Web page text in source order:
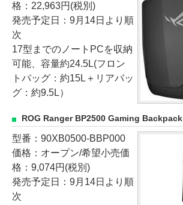
格：22,963円(税別)
発売予定日：9月14日より順
次
17型までのノートPCを収納
可能、容量約24.5L(フロン
トバッグ：約15L＋リアバッ
グ：約9.5L）
ROG Ranger BP2500 Gaming Backpack
型番：90XB0500-BBP000
価格：オープン/希望小売価
格：9,074円(税別)
発売予定日：9月14日より順
次